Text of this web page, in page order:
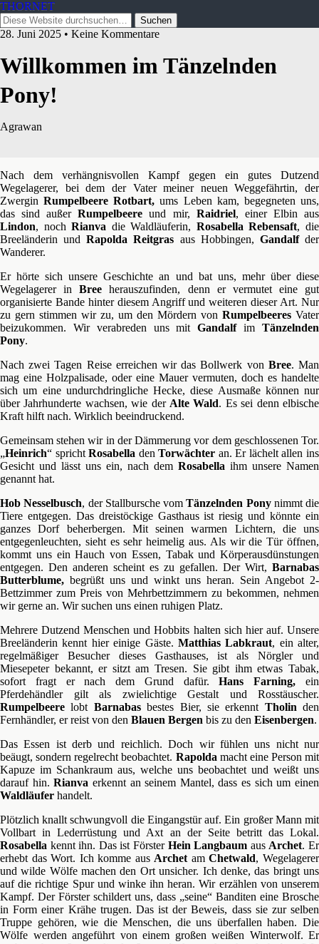
THORNET
28. Juni 2025 • Keine Kommentare
Willkommen im Tänzelnden
Pony!
Agrawan
Nach dem verhängnisvollen Kampf gegen ein gutes Dutzend
Wegelagerer, bei dem der Vater meiner neuen Weggefährtin, der
ZwerginRumpelbeere Rotbart, ums Leben kam, begegneten uns,
das sind außerRumpelbeere und mir, Raidriel, einer Elbin aus
Lindon, nochRianva die Waldläuferin, Rosabella Rebensaft, die
Breeländerin undRapolda Reitgras aus Hobbingen, Gandalfder
Wanderer.
Er hörte sich unsere Geschichte an und bat uns, mehr über diese
Wegelagerer inBree herauszufinden, denn er vermutet eine gut
organisierte Bande hinter diesem Angriff und weiteren dieser Art. Nur
zu gern stimmen wir zu, um den Mördern von Rumpelbeeres Vater
beizukommen. Wir verabreden uns mitGandalfimTänzelnden
Pony.
Nach zwei Tagen Reise erreichen wir das Bollwerk von Bree. Man
mag eine Holzpalisade, oder eine Mauer vermuten, doch es handelte
sich um eine undurchdringliche Hecke, diese Ausmaße können nur
über Jahrhunderte wachsen, wie der Alte Wald. Es sei denn elbische
Kraft hilft nach. Wirklich beeindruckend.
Gemeinsam stehen wir in der Dämmerung vor dem geschlossenen Tor.
„Heinrich“ sprichtRosabella denTorwächter an. Er lächelt allen ins
Gesicht und lässt uns ein, nach dem Rosabella ihm unsere Namen
genannt hat.
Hob Nesselbusch, der Stallbursche vomTänzelnden Ponynimmt die
Tiere entgegen. Das dreistöckige Gasthaus ist riesig und könnte ein
ganzes Dorf beherbergen. Mit seinen warmen Lichtern, die uns
entgegenleuchten, sieht es sehr heimelig aus. Als wir die Tür öffnen,
kommt uns ein Hauch von Essen, Tabak und Körperausdünstungen
entgegen. Den anderen scheint es zu gefallen. Der Wirt, Barnabas
Butterblume, begrüßt uns und winkt uns heran. Sein Angebot 2-
Bettzimmer zum Preis von Mehrbettzimmern zu bekommen, nehmen
wir gerne an. Wir suchen uns einen ruhigen Platz.
Mehrere Dutzend Menschen und Hobbits halten sich hier auf. Unsere
Breeländerin kennt hier einige Gäste. Matthias Labkraut, ein alter,
regelmäßiger Besucher dieses Gasthauses, ist als Nörgler und
Miesepeter bekannt, er sitzt am Tresen. Sie gibt ihm etwas Tabak,
sofort fragt er nach dem Grund dafür.Hans Farning, ein
Pferdehändler gilt als zwielichtige Gestalt und Rosstäuscher.
Rumpelbeere lobt Barnabasbestes Bier, sie erkennt Tholin den
Fernhändler, er reist von den Blauen Bergen bis zu den Eisenbergen.
Das Essen ist derb und reichlich. Doch wir fühlen uns nicht nur
beäugt, sondern regelrecht beobachtet. Rapolda macht eine Person mit
Kapuze im Schankraum aus, welche uns beobachtet und weißt uns
darauf hin.Rianva erkennt an seinem Mantel, dass es sich um einen
Waldläufer handelt.
Plötzlich knallt schwungvoll die Eingangstür auf. Ein großer Mann mit
Vollbart in Lederrüstung und Axt an der Seite betritt das Lokal.
Rosabella kennt ihn. Das ist Förster Hein Langbaum aus Archet. Er
erhebt das Wort. Ich komme aus Archet amChetwald, Wegelagerer
und wilde Wölfe machen den Ort unsicher. Ich denke, das bringt uns
auf die richtige Spur und winke ihn heran. Wir erzählen von unserem
Kampf. Der Förster schildert uns, dass „seine“ Banditen eine Brosche
in Form einer Krähe trugen. Das ist der Beweis, dass sie zur selben
Truppe gehören, wie die Menschen, die uns überfallen haben. Die
Wölfe werden angeführt von einem großen weißen Winterwolf. Er